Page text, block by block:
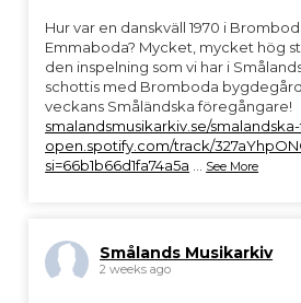
Hur var en danskväll 1970 i
Emmaboda? Mycket, mycket hög
den inspelning som vi har i
schottis med Bromboda
veckans Småländska föregångare!
smalandsmusikarkiv.se/
open.spotify.com/track/
si=66b1b66d1fa74a5a
See More
Smålands Musikarkiv
2 weeks ago